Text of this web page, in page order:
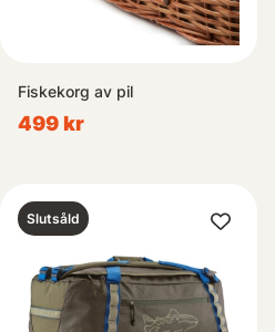
Fiskekorg av pil
499 kr
Slutsåld